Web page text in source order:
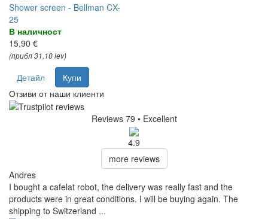
Shower screen - Bellman CX-
25
В наличност
15,90 €
(прибл 31,10 lev)
Детайл
Купи
Отзиви от наши клиенти
Reviews 79 • Excellent
4.9
more reviews
Andres
I bought a cafelat robot, the delivery was really fast and the
products were in great conditions. I will be buying again. The
shipping to Switzerland ...